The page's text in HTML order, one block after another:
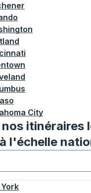
City
itinéraires
l'échelle
New York.